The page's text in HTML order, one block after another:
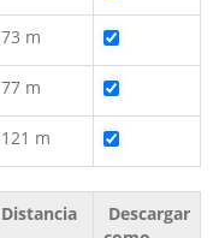
73 m
77 m
121 m
Distancia
Descargar